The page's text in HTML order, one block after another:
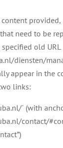
provided,
need to be
old URL
diensten/
appear in the
links:
` (with
contact/